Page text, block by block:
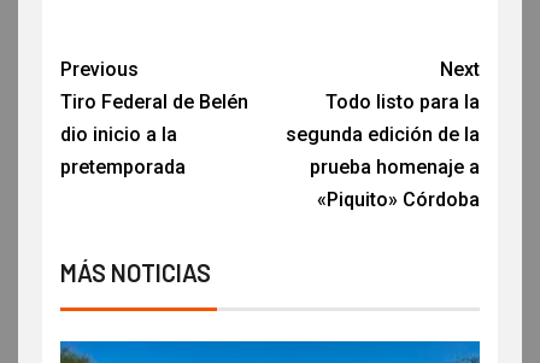
Previous
Tiro Federal de Belén
dio inicio a la
pretemporada
Next
Todo listo para la
segunda edición de la
prueba homenaje a
«Piquito» Córdoba
MÁS NOTICIAS